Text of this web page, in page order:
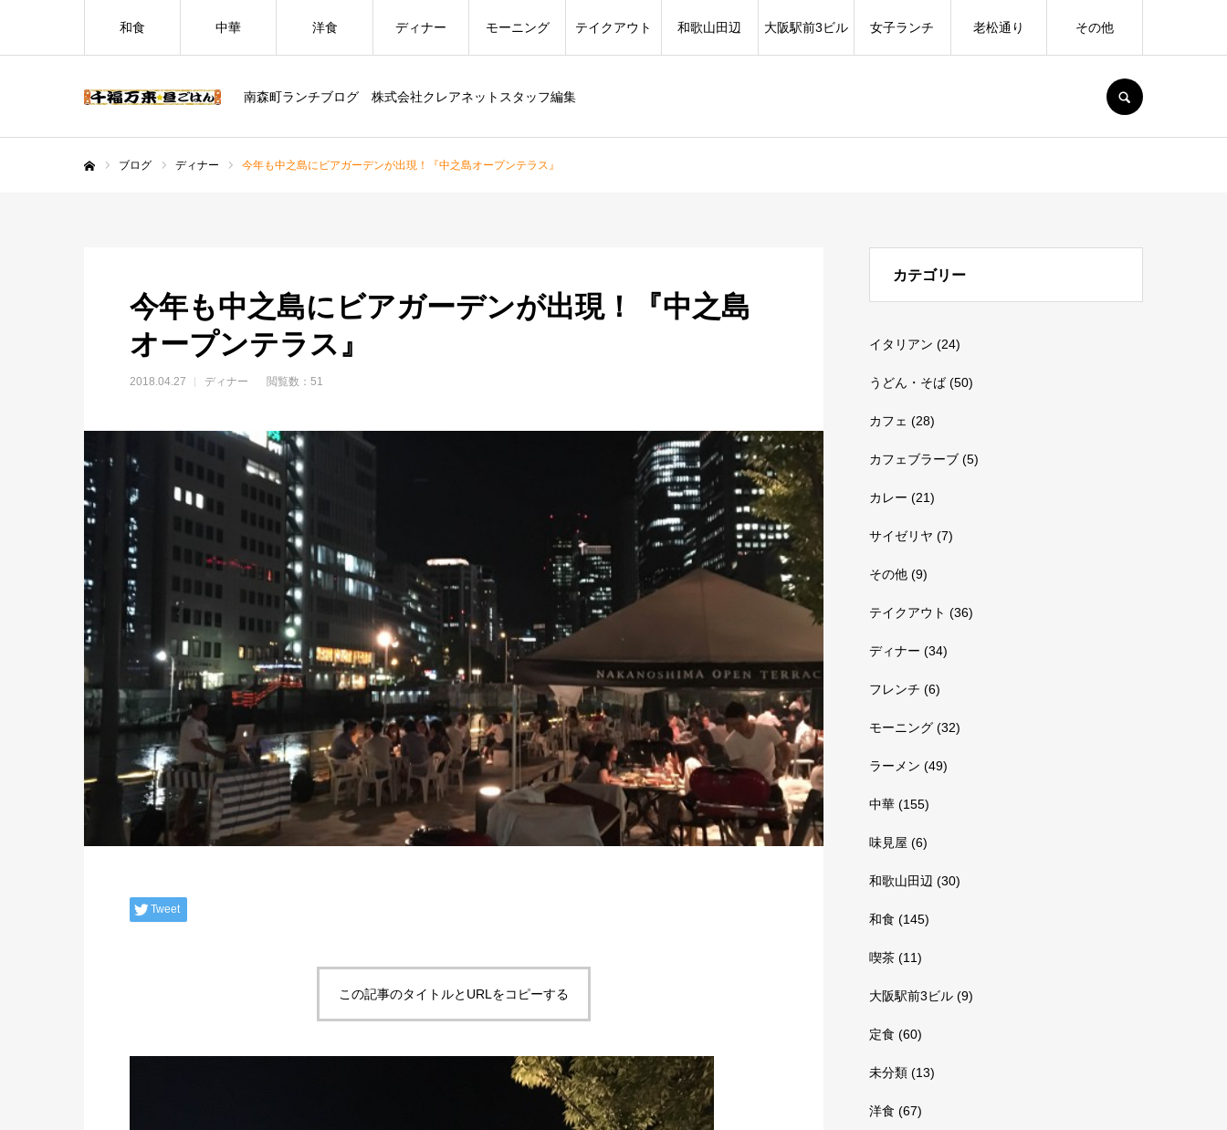
南森町ランチブログ 株式会社クレアネットスタッフ編集
和食 中華 洋食 ディナー モーニング テイクアウト 和歌山田辺 大阪駅前3ビル 女子ランチ 老松通り その他
ブログ ディナー 今年も中之島にビアガーデンが出現！『中之島オープンテラス』
今年も中之島にビアガーデンが出現！『中之島
オープンテラス』
2018.04.27 ディナー 閲覧数：51
Tweet
この記事のタイトルとURLをコピーする
カテゴリー
イタリアン (24)
うどん・そば(50)
カフェ (28)
カフェブラーブ (5)
カレー (21)
サイゼリヤ (7)
その他 (9)
テイクアウト (36)
ディナー (34)
フレンチ (6)
モーニング (32)
ラーメン (49)
中華 (155)
味見屋 (6)
和歌山田辺 (30)
和食 (145)
喫茶 (11)
大阪駅前3ビル (9)
定食 (60)
未分類 (13)
洋食 (67)